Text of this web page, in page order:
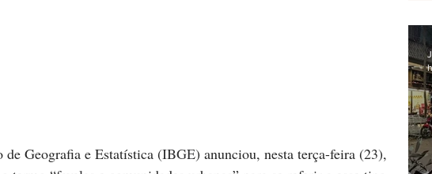
Geografia e Estatística (IBGE) anunciou, nesta terça-feira (23),